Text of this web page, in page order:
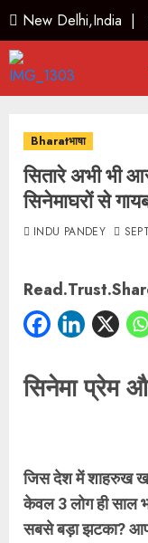
New Delhi,India |
Bharatभाषा
सितारे अभी भी
सिनेमाघरों से
INDU PANDEY
सिनेमा प्रेम
जिस देश में शाहरुख
केवल 3 लोग ही साल
सबसे बड़ा झटका?